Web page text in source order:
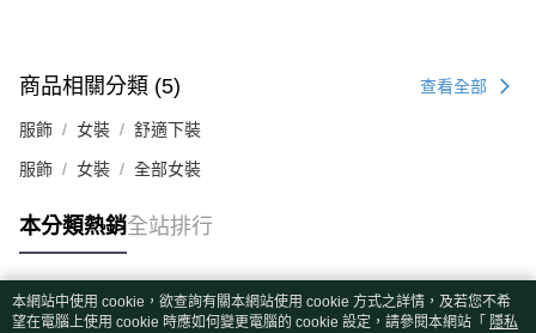
商品相關分類 (5) 查看全部
服飾 女裝 舒適下裝
服飾 女裝 全部女裝
本分類熱銷全站排行
熱門標籤
本網站中使用 cookie，欲查詢有關本網站使用 cookie 方式之詳情，及若您不希
望在電腦上使用 cookie 時應如何變更電腦的 cookie 設定，請參閱本網站「 隱私